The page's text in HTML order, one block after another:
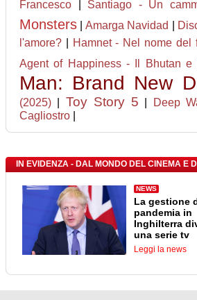
Francesco
Santiago - Un
Monsters Amarga Navidad
l'amore? Hamnet - Nel nome del
Agent of Happiness - Il Bhutan e
Man: Brand New
(2025)
Toy Story 5
Deep
Cagliostro
IN EVIDENZA - DAL MONDO DEL CINEMA E
NEWS
La gestione
pandemia in
Inghilterra
una serie tv
Leggi la news